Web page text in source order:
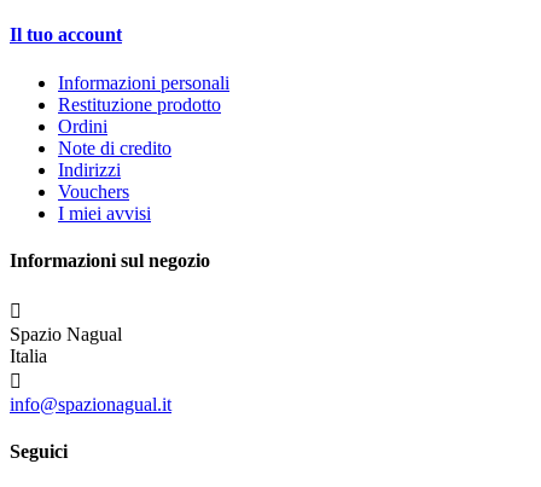
Il tuo account
Informazioni personali
Restituzione prodotto
Ordini
Note di credito
Indirizzi
Vouchers
I miei avvisi
Informazioni sul negozio

Spazio Nagual
Italia

info@spazionagual.it
Seguici